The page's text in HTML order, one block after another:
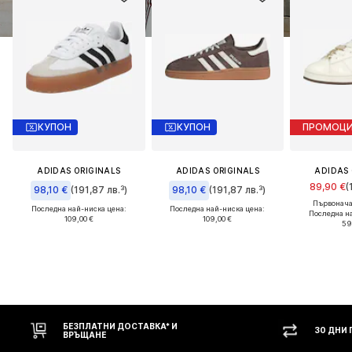
КУПОН
ADIDAS ORIGINALS
98,10 € (191,87 лв.³)
Последна най-ниска цена:
109,00 €
КУПОН
ADIDAS ORIGINALS
98,10 € (191,87 лв.³)
Последна най-ниска цена:
109,00 €
ADIDAS
89,90 €
Последна
БЕЗПЛАТНИ ДОСТАВКА* И
ВРЪЩАНЕ
30 ДНИ